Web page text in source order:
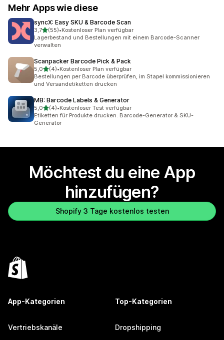
Mehr Apps wie diese
syncX: Easy SKU & Barcode Scan
3,7von 5 Sternen
(55)
55 Rezensionen insgesamt
•Kostenloser Plan verfügbar
Lagerbestand und Bestellungen mit einem Barcode-Scanner
verwalten
Scanpacker Barcode Pick & Pack
5,0von 5 Sternen
(4)
4 Rezensionen insgesamt
•Kostenloser Plan verfügbar
Bestellungen per Barcode überprüfen, im Stapel kommissionieren
und Versandetiketten drucken
MB: Barcode Labels & Generator
5,0von 5 Sternen
(4)
4 Rezensionen insgesamt
•Kostenloser Test verfügbar
Etiketten für Produkte drucken. Barcode-Generator & SKU-
Generator
Möchtest du eine App
hinzufügen?
Shopify 3 Tage kostenlos testen
App-Kategorien
Vertriebskanäle
Top-Kategorien
Dropshipping